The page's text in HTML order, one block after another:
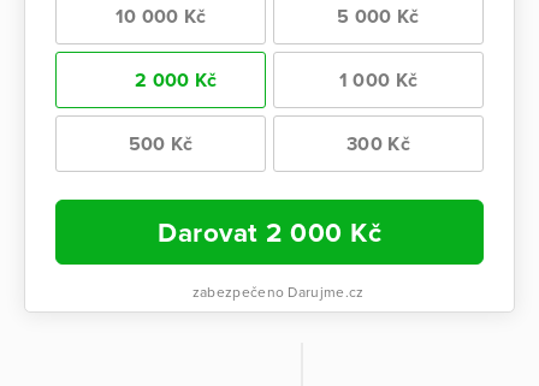
10 000 Kč 5 000 Kč
2 000 Kč 1 000 Kč
500 Kč 300 Kč
Darovat 2 000 Kč
zabezpečeno Darujme.cz